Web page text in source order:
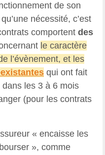
de son
nécessité, c’est
comportent des
le caractère
l’évènement, et les
qui ont fait
dans les 3 à 6 mois
(pour les contrats
« encaisse les
», comme